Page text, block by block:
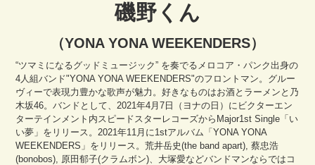
磯野くん
（YONA YONA WEEKENDERS）
“ツマミになるグッドミュージック” を奏でるメロコア・パンク出身の
4人組バンド"YONA YONA WEEKENDERS"のフロントマン。グルー
ヴィーで表現力豊かな歌声が魅力。好きなものはお酒とラーメンと乃
木坂46。バンドとして、2021年4月7日（ヨナの日）にビクターエン
ターテインメント内スピードスターレコーズからMajor1st Single「い
い夢」をリリース。2021年11月に1stアルバム「YONA YONA
WEEKENDERS」をリリース。荒井岳史(the band apart), 蔡忠浩
(bonobos), 原田郁子(クラムボン)、大塚愛などバンドマンならではコ